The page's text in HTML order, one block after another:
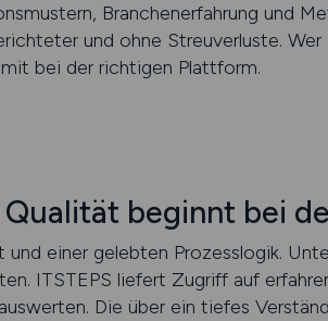
Branchenerfahrung und
und ohne Streuverluste.
bei der richtigen Plattform.
beginnt bei
einer gelebten Prozesslogik.
ITSTEPS liefert Zugriff auf
Die über ein tiefes